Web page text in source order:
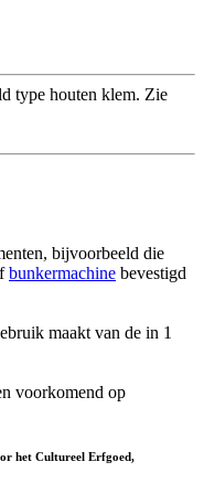
type houten klem. Zie
bijvoorbeeld die
bunkermachine bevestigd
maakt van de in 1
voorkomend op
het Cultureel Erfgoed,